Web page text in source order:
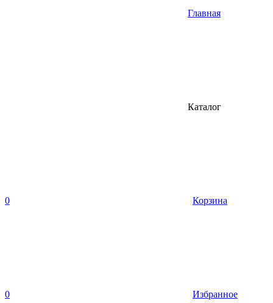
Главная
Каталог
0 Корзина
0 Избранное